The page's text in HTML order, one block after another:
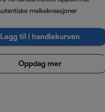
melkekreasjoner
Legg til i handlekurven
Oppdag mer